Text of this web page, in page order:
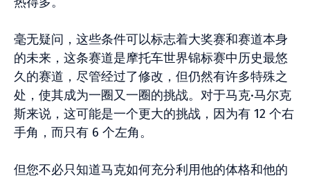
毫无疑问，这些条件可以标志着大奖赛和赛道本身
的未来，这条赛道是摩托车世界锦标赛中历史最悠
久的赛道，尽管经过了修改，但仍然有许多特殊之
处，使其成为一圈又一圈的挑战。对于马克·马尔克
斯来说，这可能是一个更大的挑战，因为有 12 个右
手角，而只有 6 个左角。
但您不必只知道马克如何充分利用他的体格和他的